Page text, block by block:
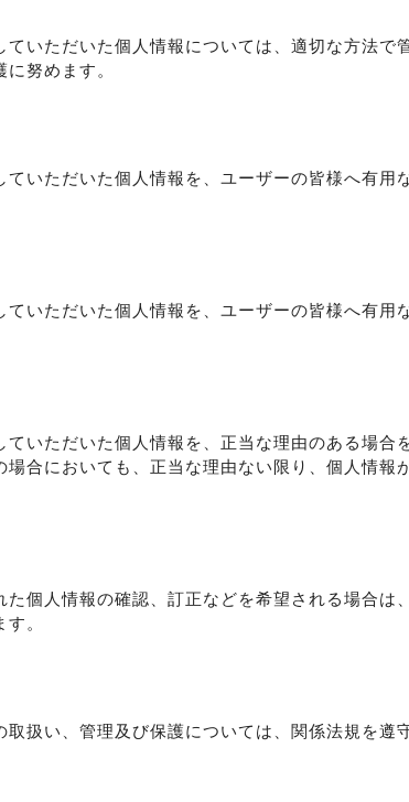
いただいた個人情報については、適切な方法で
努めます。
いただいた個人情報を、ユーザーの皆様へ有用
いただいた個人情報を、ユーザーの皆様へ有用
いただいた個人情報を、正当な理由のある場
合においても、正当な理由ない限り、個人情報
個人情報の確認、訂正などを希望される場合は
。
扱い、管理及び保護については、関係法規を